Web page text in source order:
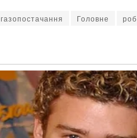
газопостачання Головне